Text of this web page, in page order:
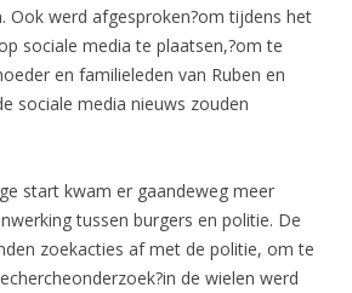
Ook werd afgesproken?om tijdens het
sociale media te plaatsen,?om te
en familieleden van Ruben en
sociale media nieuws zouden
start kwam er gaandeweg meer
tussen burgers en politie. De
zoekacties af met de politie, om te
de wielen werd